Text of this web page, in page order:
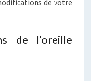
de votre
de l’oreille